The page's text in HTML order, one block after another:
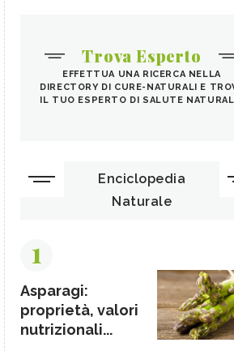
Trova Esperto
EFFETTUA UNA RICERCA NELLA
DIRECTORY DI CURE-NATURALI E
IL TUO ESPERTO DI SALUTE
Enciclopedia
Naturale
1
Asparagi:
proprietà, valori
nutrizionali...